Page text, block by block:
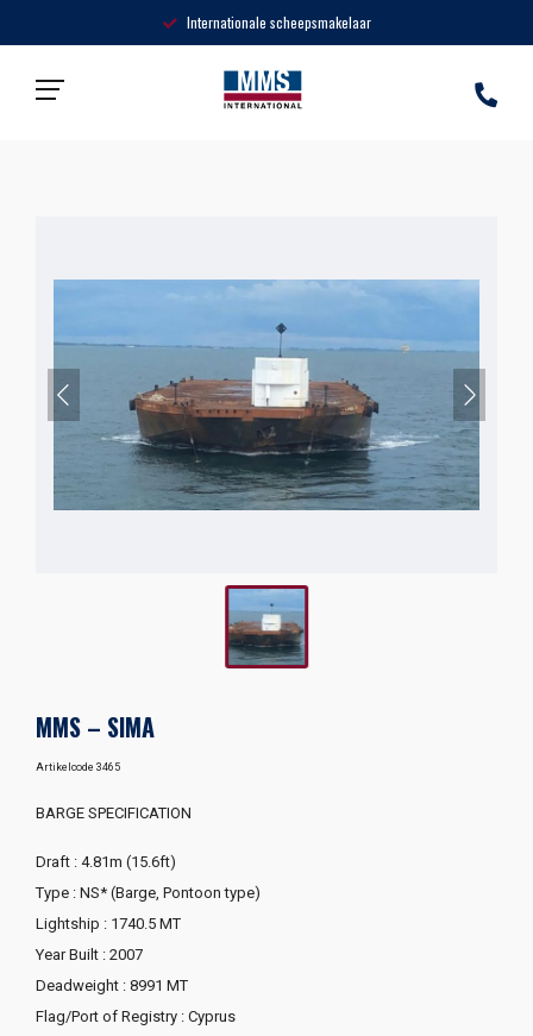
Internationale scheepsmakelaar
MMS – SIMA
Artikelcode 3465
BARGE SPECIFICATION
Draft : 4.81m (15.6ft)
Type : NS* (Barge, Pontoon type)
Lightship : 1740.5 MT
Year Built : 2007
Deadweight : 8991 MT
Flag/Port of Registry : Cyprus